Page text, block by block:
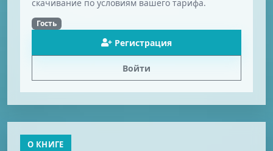
скачивание по условиям вашего тарифа.
Гость
Регистрация
Войти
О КНИГЕ